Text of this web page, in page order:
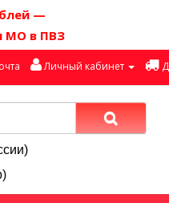
—
МО в ПВЗ
Личный кабинет